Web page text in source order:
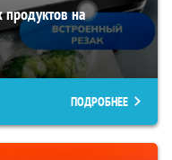
на
ПОДРОБНЕЕ